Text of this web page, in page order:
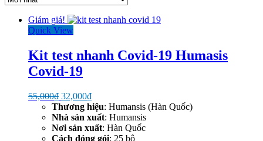
mới
Giảm giá!
Quick View
Kit test nhanh Covid-19 Humasis
Covid-19
55,000₫ Giá
gốc
là:
55,000₫.
32,000₫Giá
hiện
tại
là:
32,000₫.
Thương hiệu: Humansis (Hàn Quốc)
Nhà sản xuất: Humansis
Nơi sản xuất: Hàn Quốc
Cách đóng gói: 25 bộ